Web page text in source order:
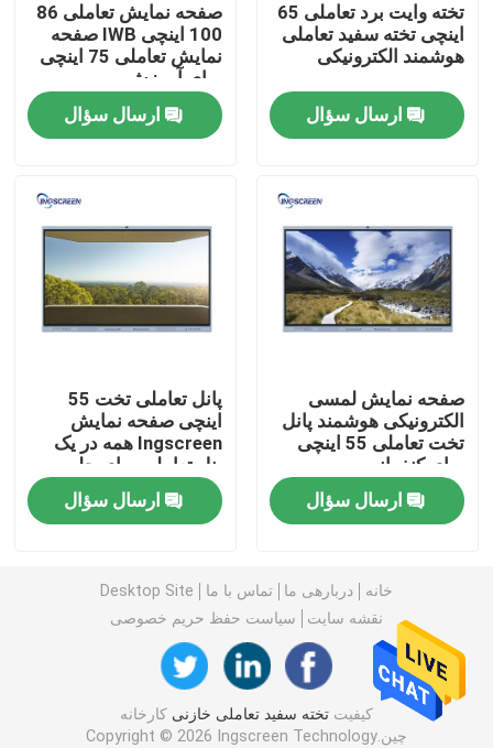
تماس با ما
درخواست نقل قول
همه در یک تخته سفید تعاملی
تخته سفید تعاملی IR
صفحه تخت تعاملی
LCD Video Wall
کیوسک تابلوهای دیجیتال
کامپیوتر هوشمند OPS
پایه وایت برد تعاملی
تخته وایت برد تعاملی 65
اینچی تخته سفید تعاملی
هوشمند الکترونیکی
ارسال سؤال
صفحه نمایش تعاملی 86
100 اینچی IWB صفحه
نمایش تعاملی 75 اینچی
برای آموزش
ارسال سؤال
صفحه نمایش لمسی
الکترونیکی هوشمند پانل
تخت تعاملی 55 اینچی
برای کنفرانس
ارسال سؤال
پانل تعاملی تخت 55
اینچی صفحه نمایش
Ingscreen همه در یک
پنل تعاملی برای جلسه
ارسال سؤال
خانه دربارهی ما تماس با ما
Desktop Site
نقشه سایت
سیاست حفظ حریم خصوصی
کیفیت تخته سفید تعاملی خازنی کارخانه
چین.Copyright © 2026 Ingscreen Technology